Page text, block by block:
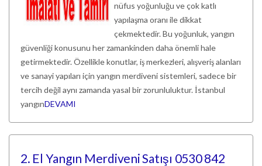
nüfus yoğunluğu ve çok katlı
yapılaşma oranı ile dikkat
çekmektedir. Bu yoğunluk, yangın
güvenliği konusunu her zamankinden daha önemli hale
getirmektedir. Özellikle konutlar, iş merkezleri, alışveriş alanları
ve sanayi yapıları için yangın merdiveni sistemleri, sadece bir
tercih değil aynı zamanda yasal bir zorunluluktur. İstanbul
yangınDEVAMI
2. El Yangın Merdiveni Satışı 0530 842